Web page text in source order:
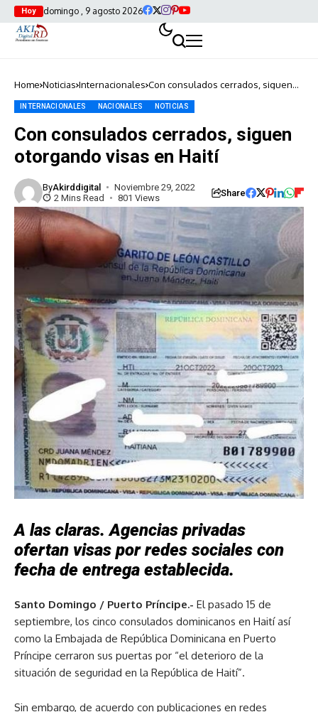
Hoy domingo , 9 agosto 2026
Home Noticias Internacionales Con consulados cerrados, siguen
INTERNACIONALES NACIONALES NOTICIAS
Con consulados cerrados, siguen
otorgando visas en Haití
ByAkirddigital
Noviembre 29, 2022
2 Mins Read
801 Views Share
A las claras. Agencias privadas
ofertan visas por redes sociales con
fecha de entrega establecida.
Santo Domingo / Puerto Príncipe.- El pasado 15 de
septiembre, los cinco consulados dominicanos en Haití así
como la Embajada de República Dominicana en Puerto
Príncipe cerraron sus puertas por “el deterioro de la
situación de seguridad en la República de Haití”.
Sin embargo, de acuerdo con publicaciones en redes